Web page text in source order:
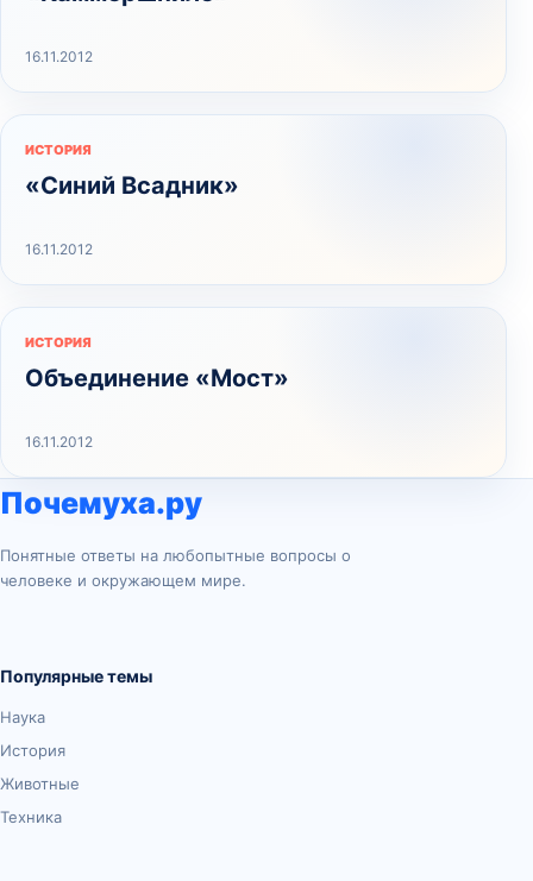
16.11.2012
ИСТОРИЯ
«Синий Всадник»
16.11.2012
ИСТОРИЯ
Объединение «Мост»
16.11.2012
Почемуха.ру
Понятные ответы на любопытные вопросы о
человеке и окружающем мире.
Популярные темы
Наука
История
Животные
Техника